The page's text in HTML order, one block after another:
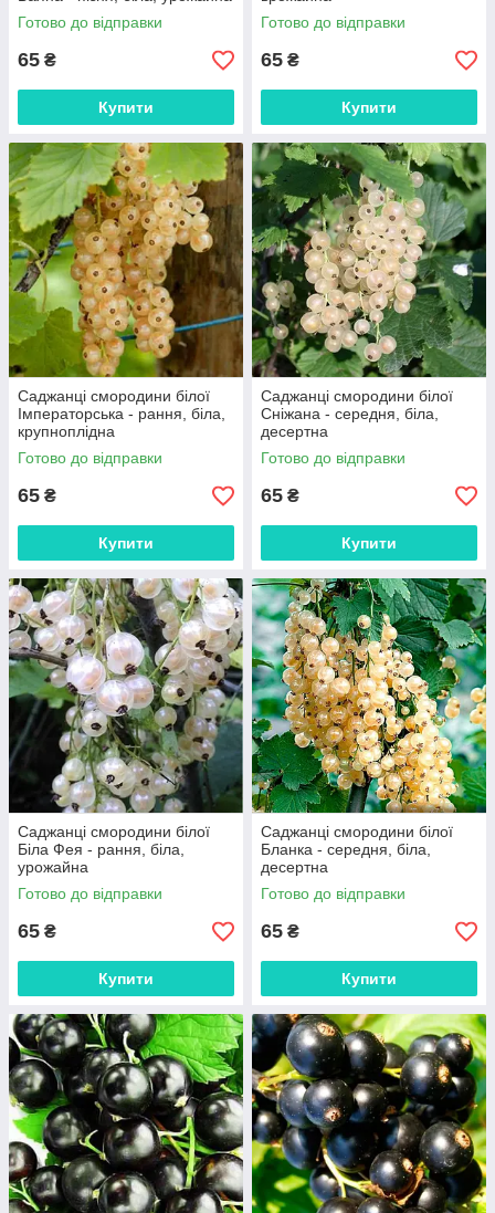
Готово до відправки
65 ₴
Купити
Готово до відправки
65 ₴
Купити
Саджанці смородини білої
Імператорська - рання, біла,
крупноплідна
Готово до відправки
65 ₴
Купити
Саджанці смородини білої
Сніжана - середня, біла,
десертна
Готово до відправки
65 ₴
Купити
Саджанці смородини білої
Біла Фея - рання, біла,
урожайна
Готово до відправки
65 ₴
Купити
Саджанці смородини білої
Бланка - середня, біла,
десертна
Готово до відправки
65 ₴
Купити